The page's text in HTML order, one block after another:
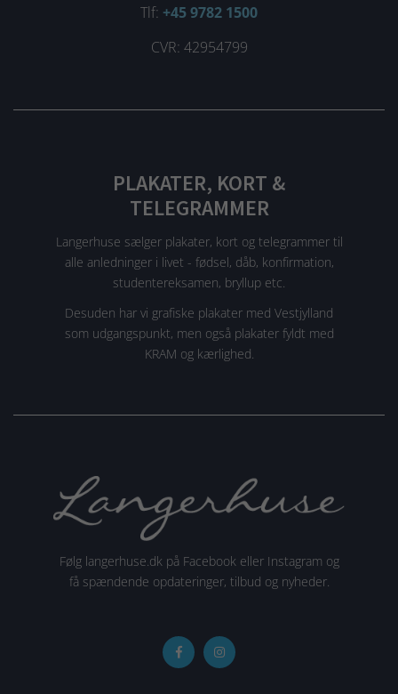
Tlf: +45 9782 1500
CVR: 42954799
PLAKATER, KORT &
TELEGRAMMER
Langerhuse sælger plakater, kort og telegrammer til
alle anledninger i livet - fødsel, dåb, konfirmation,
studentereksamen, bryllup etc.
Desuden har vi grafiske plakater med Vestjylland
som udgangspunkt, men også plakater fyldt med
KRAM og kærlighed.
Følg langerhuse.dk på Facebook eller Instagram og
få spændende opdateringer, tilbud og nyheder.